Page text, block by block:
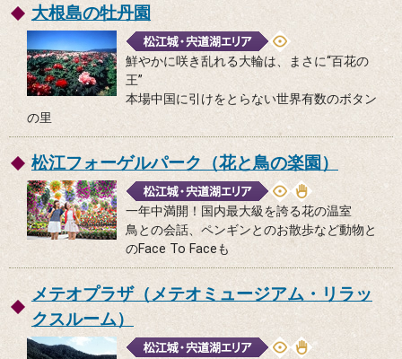
大根島の牡丹園
鮮やかに咲き乱れる大輪は、まさに“百花の
王”
本場中国に引けをとらない世界有数のボタン
の里
松江フォーゲルパーク（花と鳥の楽園）
一年中満開！国内最大級を誇る花の温室
鳥との会話、ペンギンとのお散歩など動物と
のFace To Faceも
メテオプラザ（メテオミュージアム・リラッ
クスルーム）